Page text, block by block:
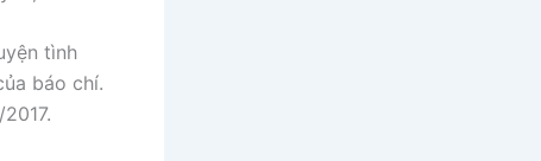
tình
báo chí.